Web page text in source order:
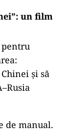
un film
și să
de manual.